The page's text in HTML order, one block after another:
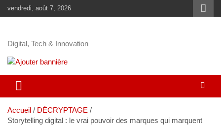
vendredi, août 7, 2026
Digital, Tech & Innovation
Accueil
DÉCRYPTAGE
Storytelling digital : le vrai pouvoir des marques qui marquent